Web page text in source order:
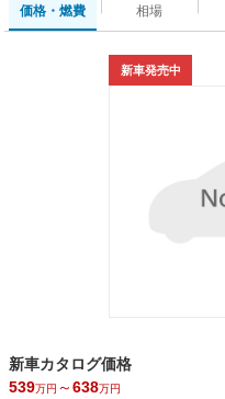
価格・燃費
相場
新車発売中
新車カタログ価格
539万円 ～638万円